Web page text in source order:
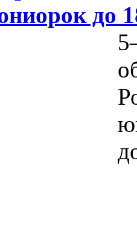
до